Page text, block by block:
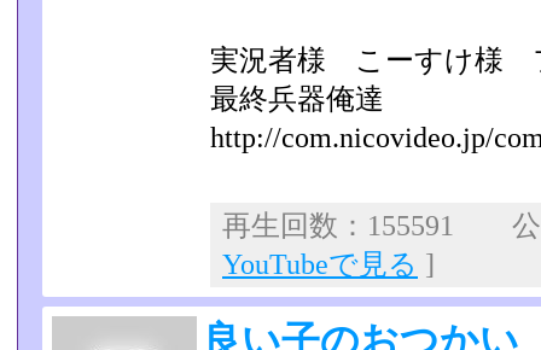
実況者様 こーすけ様
最終兵器俺達
http://com.nicovideo.jp/
再生回数：155591
YouTubeで見る ]
良い子のおつか